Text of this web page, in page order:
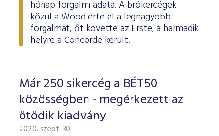
hónap forgalmi adata. A brókercégek
közül a Wood érte el a legnagyobb
forgalmat, őt követte az Erste, a harmadik
helyre a Concorde került.
Már 250 sikercég a BÉT50
közösségben - megérkezett az
ötödik kiadvány
2020. szept. 30.